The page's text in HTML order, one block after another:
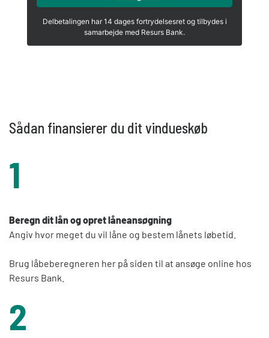
Sådan finansierer du dit vindueskøb
1
Beregn dit lån og opret låneansøgning
Angiv hvor meget du vil låne og bestem lånets løbetid.
Brug låbeberegneren her på siden til at ansøge online hos
Resurs Bank.
2